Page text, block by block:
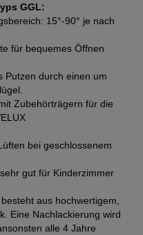
GGL:
15°-90° je nach
für bequemes Öffnen
Putzen durch einen um
Zubehörträgern für die
bei geschlossenem
gut für Kinderzimmer
aus hochwertigem,
Eine Nachlackierung wird
alle 4 Jahre